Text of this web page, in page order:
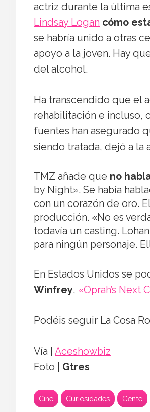
actriz durante la última
Lindsay Logan cómo
se habría unido a otras
apoyo a la joven. Hay
del alcohol.
Ha transcendido que el
rehabilitación e incluso,
fuentes han asegurado
siendo tratada, dejó a la
TMZ añade que no
by Night». Se había
con un corazón de oro.
producción. «No es
todavía un casting.
para ningún personaje.
En Estados Unidos se
Winfrey, «Oprah’s Next
Podéis seguir La Cosa
Vía | Aceshowbiz
Foto | Gtres
Cine Curiosidades Gente